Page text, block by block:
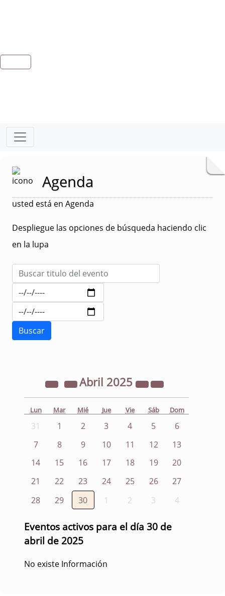
Agenda
usted está en Agenda
Despliegue las opciones de búsqueda haciendo clic
en la lupa
Abril 2025
Lun Mar Mié Jue Vie Sáb Dom
31 1 2 3 4 5
6
7
8 9 10 11 12
13
14
15 16 17 18 19
20
21
22 23 24 25 26
27
28
29 30 1 2 3 4
Eventos activos para el día 30 de
abril de 2025
No existe Información